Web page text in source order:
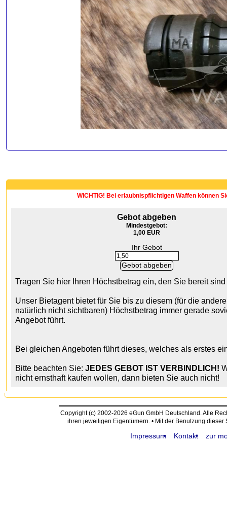
WICHTIG! Bei erlaubnispflichtigen Waffen können
Gebot abgeben
Mindestgebot:
1,00 EUR
Ihr Gebot
Tragen Sie hier Ihren Höchstbetrag ein, den Sie bereit
Unser Bietagent bietet für Sie bis zu diesem (für die
natürlich nicht sichtbaren) Höchstbetrag immer gerade
Angebot führt.
Bei gleichen Angeboten führt dieses, welches als erstes
Bitte beachten Sie: JEDES GEBOT IST VERBINDLICH!
nicht ernsthaft kaufen wollen, dann bieten Sie auch nicht!
Copyright (c) 2002-2026 eGun GmbH Deutschland. Alle
ihren jeweiligen Eigentümern. • Mit der Benutzung
Impressum Kontakt zur